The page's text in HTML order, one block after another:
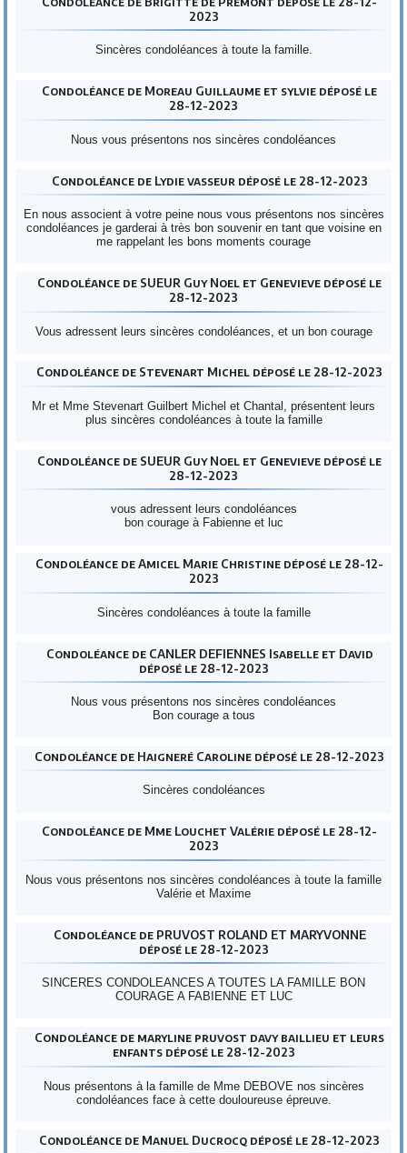
2023
Sincères condoléances à toute la famille.
Condoléance de Moreau Guillaume et sylvie déposé le
28-12-2023
Nous vous présentons nos sincères condoléances
Condoléance de Lydie vasseur déposé le 28-12-2023
En nous associent à votre peine nous vous présentons nos sincères
condoléances je garderai à très bon souvenir en tant que voisine en
me rappelant les bons moments courage
Condoléance de SUEUR Guy Noel et Genevieve déposé le
28-12-2023
Vous adressent leurs sincères condoléances, et un bon courage
Condoléance de Stevenart Michel déposé le 28-12-2023
Mr et Mme Stevenart Guilbert Michel et Chantal, présentent leurs
plus sincères condoléances à toute la famille
Condoléance de SUEUR Guy Noel et Genevieve déposé le
28-12-2023
vous adressent leurs condoléances
bon courage à Fabienne et luc
Condoléance de Amicel Marie Christine déposé le 28-12-
2023
Sincères condoléances à toute la famille
Condoléance de CANLER DEFIENNES Isabelle et David
déposé le 28-12-2023
Nous vous présentons nos sincères condoléances
Bon courage a tous
Condoléance de Haigneré Caroline déposé le 28-12-2023
Sincères condoléances
Condoléance de Mme Louchet Valérie déposé le 28-12-
2023
Nous vous présentons nos sincères condoléances à toute la famille
Valérie et Maxime
Condoléance de PRUVOST ROLAND ET MARYVONNE
déposé le 28-12-2023
SINCERES CONDOLEANCES A TOUTES LA FAMILLE BON
COURAGE A FABIENNE ET LUC
Condoléance de maryline pruvost davy baillieu et leurs
enfants déposé le 28-12-2023
Nous présentons à la famille de Mme DEBOVE nos sincères
condoléances face à cette douloureuse épreuve.
Condoléance de Manuel Ducrocq déposé le 28-12-2023